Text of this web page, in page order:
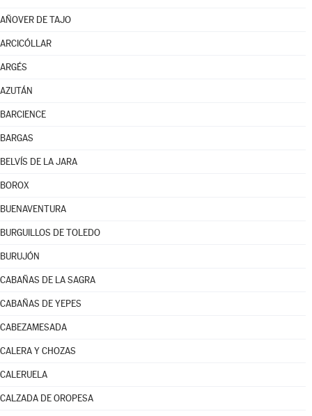
AÑOVER DE TAJO
ARCICÓLLAR
ARGÉS
AZUTÁN
BARCIENCE
BARGAS
BELVÍS DE LA JARA
BOROX
BUENAVENTURA
BURGUILLOS DE TOLEDO
BURUJÓN
CABAÑAS DE LA SAGRA
CABAÑAS DE YEPES
CABEZAMESADA
CALERA Y CHOZAS
CALERUELA
CALZADA DE OROPESA